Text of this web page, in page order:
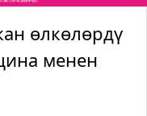
өлкөлөрдү
менен